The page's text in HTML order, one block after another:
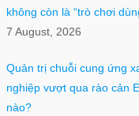
không còn là “trò chơi
7 August, 2026
Quản trị chuỗi cung ứng
nghiệp vượt qua rào cản
nào?